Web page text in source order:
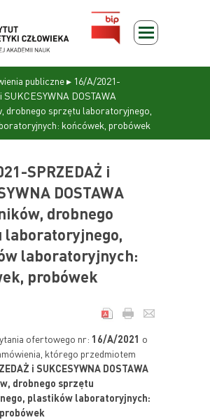
publiczne▸ 16/A/2021-
SUKCESYWNA DOSTAWA
drobnego sprzętu laboratoryjnego,
końcówek, probówek
SPRZEDAŻ i
DOSTAWA
drobnego
laboratoryjnego,
laboratoryjnych:
probówek
ofertowego nr: 16/A/2021 o
którego przedmiotem
i SUKCESYWNA DOSTAWA
drobnego sprzętu
plastików laboratoryjnych: